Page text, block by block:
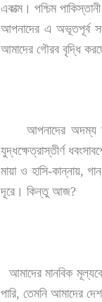
একাত্ম। পশ্চিম
আপনাদের এ অভূতপূর্ব
আমাদের গৌরব বৃদ্ধি
আপনাদের অদম্য
যুদ্ধক্ষেত্রাস্তীর্ণ
মায়া ও হাসি-কান্নায়,
দূরে। কিন্তু আজ?
আমাদের মানবিক
পারি, তেমনি আমাদের